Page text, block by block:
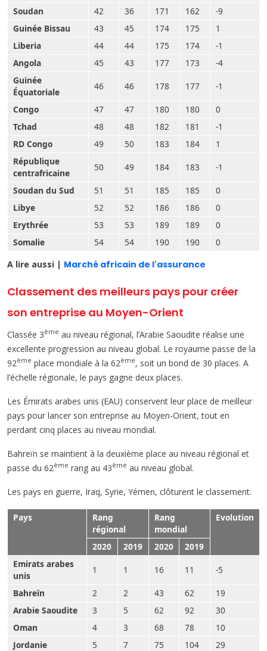
Soudan 42 36 171 162
-9
Guinée Bissau
43 45 174 175
1
Liberia
44 44 175 174
-1
Angola
45 43 177 173
-4
Guinée
Équatoriale
46 46 178 177 -1
Congo 47 47 180 180
0
Tchad
48 48 182 181
-1
RD Congo
49 50 183 184
1
République
centrafricaine
50 49 184 183 -1
Soudan du Sud 51 51 185 185
0
Libye
52 52 186 186
0
Erythrée
53 53 189 189
0
Somalie
54 54 190 190
0
A lire aussi | Marché africain de l'assurance
Classement des meilleurs pays pour créer
son entreprise au Moyen-Orient
Classée 3ème au niveau régional, l’Arabie Saoudite réalise une
excellente progression au niveau global. Le royaume passe de la
92ème place mondiale à la 62ème, soit un bond de 30 places. A
l’échelle régionale, le pays gagne deux places.
Les Émirats arabes unis (EAU) conservent leur place de meilleur
pays pour lancer son entreprise au Moyen-Orient, tout en
perdant cinq places au niveau mondial.
Bahreïn se maintient à la deuxième place au niveau régional et
passe du 62ème rang au 43ème au niveau global.
Les pays en guerre, Iraq, Syrie, Yémen, clôturent le classement.
Pays
Rang
régional
Rang
mondial
Evolution
2020 2019 2020
2019
Emirats arabes
unis
1 1 16 11 -5
Bahreïn 2 2 43 62
19
Arabie Saoudite
3 5 62 92
30
Oman
4 3 68 78
10
Jordanie
5 7 75 104
29